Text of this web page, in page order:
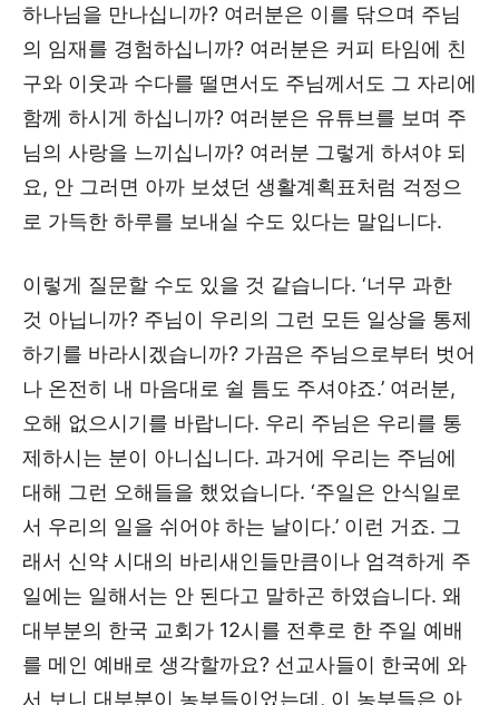
하나님을 만나십니까? 여러분은 이를 닦으며 주님
의 임재를 경험하십니까? 여러분은 커피 타임에 친
구와 이웃과 수다를 떨면서도 주님께서도 그 자리에
함께 하시게 하십니까? 여러분은 유튜브를 보며 주
님의 사랑을 느끼십니까? 여러분 그렇게 하셔야 되
요, 안 그러면 아까 보셨던 생활계획표처럼 걱정으
로 가득한 하루를 보내실 수도 있다는 말입니다.
이렇게 질문할 수도 있을 것 같습니다. ‘너무 과한
것 아닙니까? 주님이 우리의 그런 모든 일상을 통제
하기를 바라시겠습니까? 가끔은 주님으로부터 벗어
나 온전히 내 마음대로 쉴 틈도 주셔야죠.’ 여러분,
오해 없으시기를 바랍니다. 우리 주님은 우리를 통
제하시는 분이 아니십니다. 과거에 우리는 주님에
대해 그런 오해들을 했었습니다. ‘주일은 안식일로
서 우리의 일을 쉬어야 하는 날이다.’ 이런 거죠. 그
래서 신약 시대의 바리새인들만큼이나 엄격하게 주
일에는 일해서는 안 된다고 말하곤 하였습니다. 왜
대부분의 한국 교회가 12시를 전후로 한 주일 예배
를 메인 예배로 생각할까요? 선교사들이 한국에 와
서 보니 대부분이 농부들이었는데, 이 농부들은 아